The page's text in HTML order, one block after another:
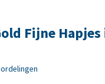
Fijne Hapjes